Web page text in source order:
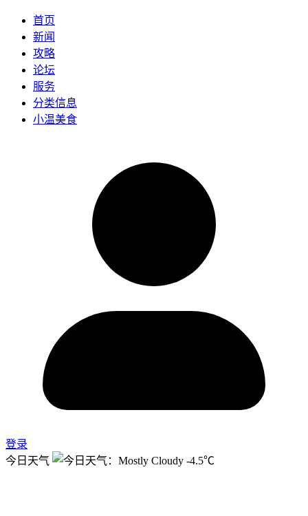
首页
新闻
攻略
论坛
服务
分类信息
小温美食
登录
今日天气
-4.5℃